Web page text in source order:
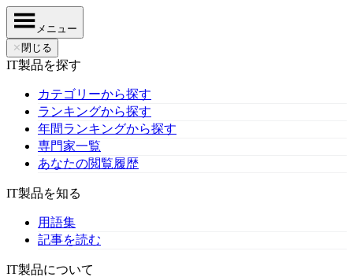
メニュー
✕ 閉じる
IT製品を探す
カテゴリーから探す
ランキングから探す
年間ランキングから探す
専門家一覧
あなたの閲覧履歴
IT製品を知る
用語集
記事を読む
IT製品について